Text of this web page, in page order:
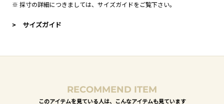
※ 採寸の詳細につきましては、 サイズガイドをご覧下さい。
> サイズガイド
RECOMMEND ITEM
このアイテムを見ている人は、こんなアイテムも見ています